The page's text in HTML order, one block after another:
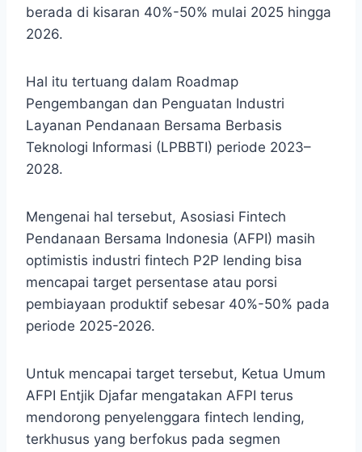
berada di kisaran 40%-50% mulai 2025 hingga
2026.
Hal itu tertuang dalam Roadmap
Pengembangan dan Penguatan Industri
Layanan Pendanaan Bersama Berbasis
Teknologi Informasi (LPBBTI) periode 2023–
2028.
Mengenai hal tersebut, Asosiasi Fintech
Pendanaan Bersama Indonesia (AFPI) masih
optimistis industri fintech P2P lending bisa
mencapai target persentase atau porsi
pembiayaan produktif sebesar 40%-50% pada
periode 2025-2026.
Untuk mencapai target tersebut, Ketua Umum
AFPI Entjik Djafar mengatakan AFPI terus
mendorong penyelenggara fintech lending,
terkhusus yang berfokus pada segmen